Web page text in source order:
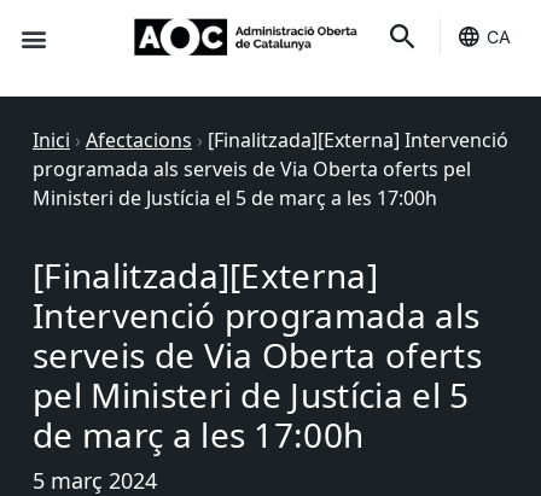
CA
Inici › Afectacions › [Finalitzada][Externa] Intervenció
programada als serveis de Via Oberta oferts pel
Ministeri de Justícia el 5 de març a les 17:00h
[Finalitzada][Externa]
Intervenció programada als
serveis de Via Oberta oferts
pel Ministeri de Justícia el 5
de març a les 17:00h
5 març 2024